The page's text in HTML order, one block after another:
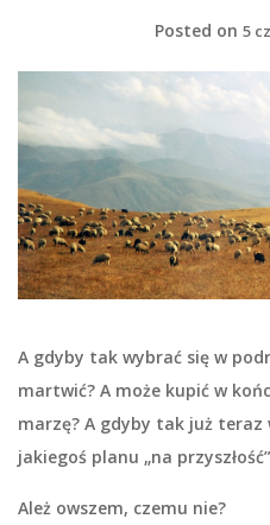
Posted on 5
A gdyby tak wybrać się w
martwić? A może kupić w
marzę? A gdyby tak już teraz
jakiegoś planu „na
Ależ owszem, czemu nie?